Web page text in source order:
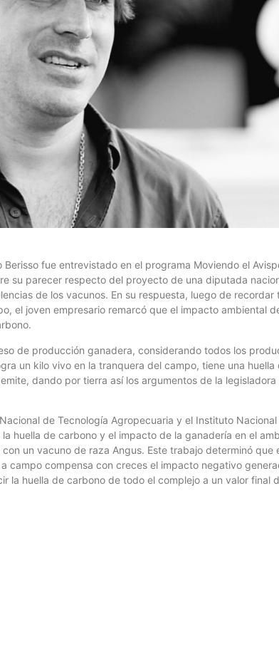
fue entrevistado en el programa Moviendo el
su parecer respecto del proyecto de una diputada
de los vacunos. En su respuesta, luego de recordar
el joven empresario remarcó que el impacto ambiental
de producción ganadera, considerando todos los
un kilo vivo en la tranquera del campo, tiene una huella
dando por tierra así los argumentos de la legisladora
de Tecnología Agropecuaria y el Instituto
huella de carbono y el impacto de la ganadería en el
un vacuno de raza Angus. Este trabajo determinó que
campo compensa con creces el impacto negativo
la huella de carbono de todo el complejo a un valor final